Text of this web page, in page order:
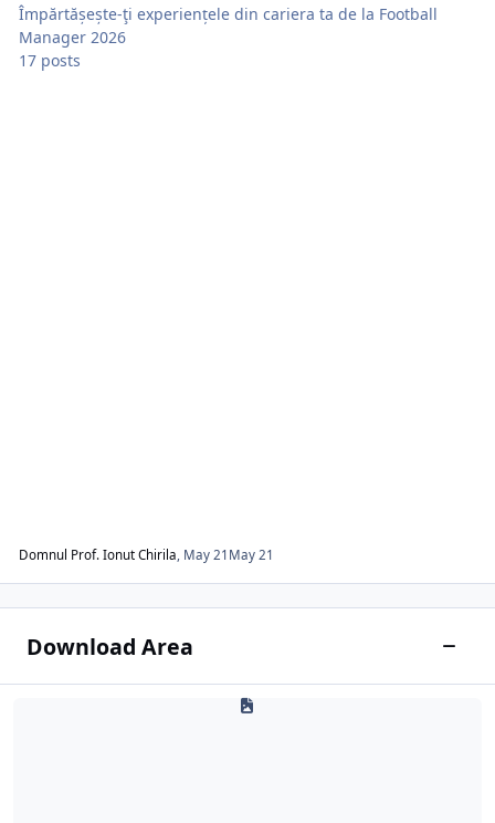
Împărtășește-ţi experiențele din cariera ta de la Football
Manager 2026
17 posts
Domnul Prof. Ionut Chirila, May 21 May 21
Download Area